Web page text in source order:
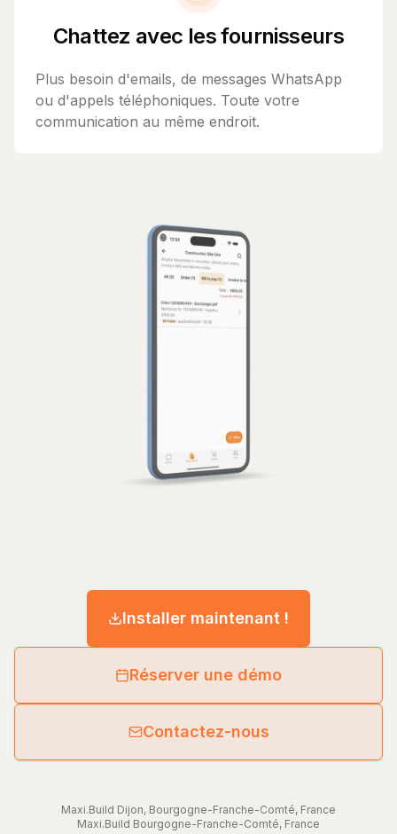
Chattez avec les fournisseurs
Plus besoin d'emails, de messages WhatsApp
ou d'appels téléphoniques. Toute votre
communication au même endroit.
Installer maintenant !
Réserver une démo
Contactez-nous
Maxi.Build Dijon, Bourgogne-Franche-Comté, France
Maxi.Build Bourgogne-Franche-Comté, France